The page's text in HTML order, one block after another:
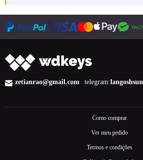
zetianrao@gmail.com telegram:langoshsun
Como comprar
Ver meu pedido
Termos e condições